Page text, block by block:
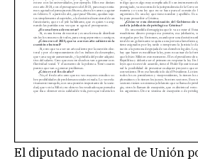
El diputado nacional de Unión